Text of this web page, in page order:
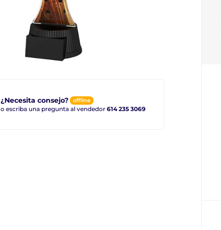
¿Necesita consejo? offline
o escriba una pregunta al vendedor 614 235 3069